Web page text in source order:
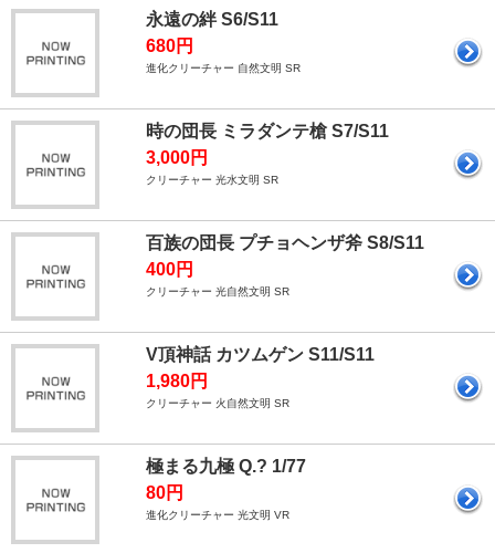
永遠の絆 S6/S11
680円
進化クリーチャー 自然文明 SR
時の団長 ミラダンテ槍 S7/S11
3,000円
クリーチャー 光水文明 SR
百族の団長 プチョヘンザ斧 S8/S11
400円
クリーチャー 光自然文明 SR
V頂神話 カツムゲン S11/S11
1,980円
クリーチャー 火自然文明 SR
極まる九極 Q.? 1/77
80円
進化クリーチャー 光文明 VR